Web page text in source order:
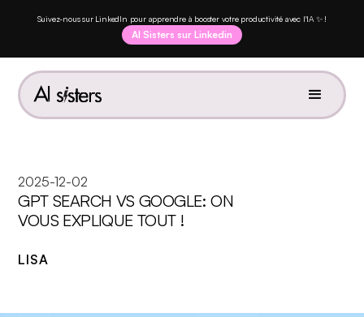
Suivez-nous sur LinkedIn pour apprendre à booster votre productivité avec l'IA ✨ !
AI Sisters sur Linkedin
2025-12-02
GPT SEARCH VS GOOGLE: ON
VOUS EXPLIQUE TOUT !
LISA